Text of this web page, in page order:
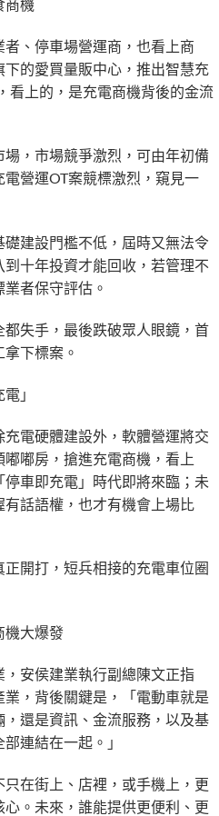
商機
、停車場營運商，也看上商
的愛買量販中心，推出智慧充
看上的，是充電商機背後的金流
，市場競爭激烈，可由年初備
營運OT案競標激烈，窺見一
礎建設門檻不低，屆時又無法令
十年投資才能回收，若管理不
者保守評估。
失手，最後跌破眾人眼鏡，首
下標案。
」
電硬體建設外，軟體營運將交
嘟房，搶進充電商機，看上
車即充電」時代即將來臨；未
話語權，也才有機會上場比
開打，短兵相接的充電車位圈
大爆發
安侯建業執行副總陳文正指
，背後關鍵是，「電動車就是
還是資訊、金流服務，以及基
連結在一起。」
只在街上、店裡，或手機上，更
。未來，誰能提供更便利、更